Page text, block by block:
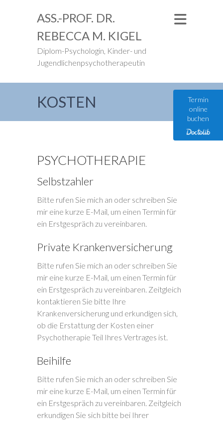
ASS.-PROF. DR.
REBECCA M. KIGEL
Diplom-Psychologin, Kinder- und
Jugendlichenpsychotherapeutin
KOSTEN
PSYCHOTHERAPIE
Selbstzahler
Bitte rufen Sie mich an oder schreiben Sie
mir eine kurze E-Mail, um einen Termin für
ein Erstgespräch zu vereinbaren.
Private Krankenversicherung
Bitte rufen Sie mich an oder schreiben Sie
mir eine kurze E-Mail, um einen Termin für
ein Erstgespräch zu vereinbaren. Zeitgleich
kontaktieren Sie bitte Ihre
Krankenversicherung und erkundigen sich,
ob die Erstattung der Kosten einer
Psychotherapie Teil Ihres Vertrages ist.
Beihilfe
Bitte rufen Sie mich an oder schreiben Sie
mir eine kurze E-Mail, um einen Termin für
ein Erstgespräch zu vereinbaren. Zeitgleich
erkundigen Sie sich bitte bei Ihrer
Termin
online
buchen